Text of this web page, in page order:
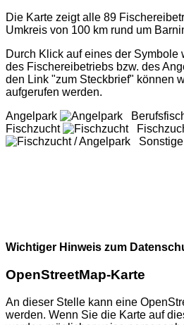
Die Karte zeigt alle 89
Umkreis von 100 km rund um
Durch Klick auf eines der Symbole
des Fischereibetriebs bzw. des
den Link "zum Steckbrief" können
aufgerufen werden.
Angelpark
Fischzucht
Sonstige
Wichtiger Hinweis zum
OpenStreetMap-Karte
An dieser Stelle kann eine
werden. Wenn Sie die Karte auf